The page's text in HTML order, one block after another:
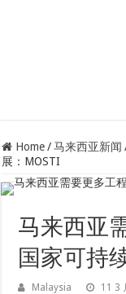
Home / 马来西亚新闻
展：MOSTI
马来西亚
国家可持续
Malaysia 11 3